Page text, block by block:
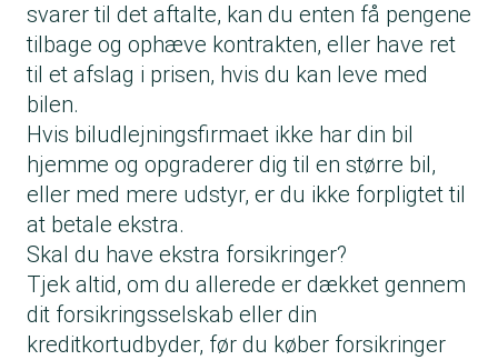
svarer til det aftalte, kan du enten få pengene
tilbage og ophæve kontrakten, eller have ret
til et afslag i prisen, hvis du kan leve med
bilen.
Hvis biludlejningsfirmaet ikke har din bil
hjemme og opgraderer dig til en større bil,
eller med mere udstyr, er du ikke forpligtet til
at betale ekstra.
Skal du have ekstra forsikringer?
Tjek altid, om du allerede er dækket gennem
dit forsikringsselskab eller din
kreditkortudbyder, før du køber forsikringer